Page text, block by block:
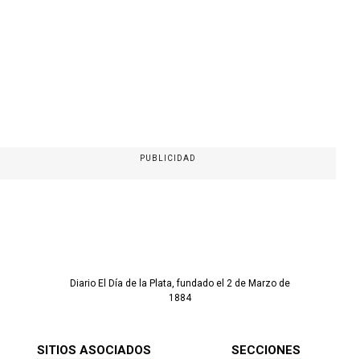
PUBLICIDAD
Diario El Día de la Plata, fundado el 2 de Marzo de
1884
SITIOS ASOCIADOS SECCIONES